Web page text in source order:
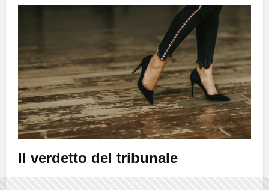
Il verdetto del tribunale